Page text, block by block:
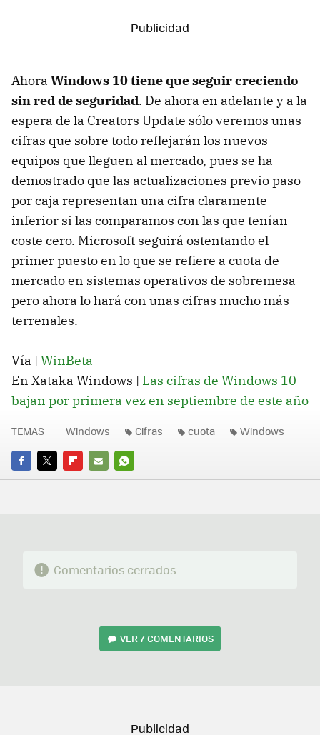
Ahora Windows 10 tiene que seguir creciendo
sin red de seguridad. De ahora en adelante y a la
espera de la Creators Update sólo veremos unas
cifras que sobre todo reflejarán los nuevos
equipos que lleguen al mercado, pues se ha
demostrado que las actualizaciones previo paso
por caja representan una cifra claramente
inferior si las comparamos con las que tenían
coste cero. Microsoft seguirá ostentando el
primer puesto en lo que se refiere a cuota de
mercado en sistemas operativos de sobremesa
pero ahora lo hará con unas cifras mucho más
terrenales.
Vía | WinBeta
En Xataka Windows | Las cifras de Windows 10
bajan por primera vez en septiembre de este año
FACEBOOK
TWITTERFLIPBOARD
E-
WHATSAPP
TEMAS Windows Cifras cuota Windows
Comentarios cerrados
VER7 COMENTARIOS